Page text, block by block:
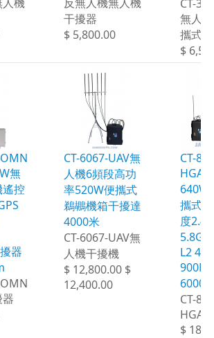
干擾器
$ 5,800.00
CT-
無人
攜式
$
無
遙控
器
CT-6067-UAV無
人機6頻段高功
率520W便攜式
鵜鶘機箱干擾達
4000米
CT-6067-UAV無
人機干擾機
$ 12,800.00 $
12,400.00
CT-
HGA
640W
攜式
度
L2
6000
CT-
HGA
$